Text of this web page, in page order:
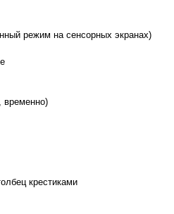
режим на сенсорных экранах)
временно)
крестиками